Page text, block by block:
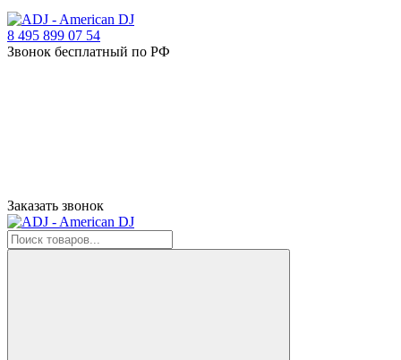
8 495 899 07 54
Звонок бесплатный по РФ
Заказать звонок